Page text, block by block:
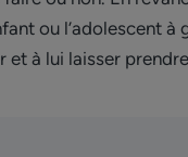
ou l’adolescent
et à lui laisser